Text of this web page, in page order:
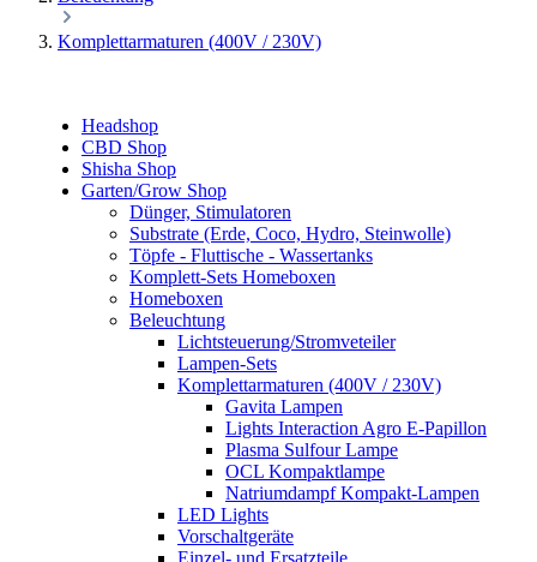
Komplettarmaturen (400V / 230V)
Headshop
CBD Shop
Shisha Shop
Garten/Grow Shop
Dünger, Stimulatoren
Substrate (Erde, Coco, Hydro, Steinwolle)
Töpfe - Fluttische - Wassertanks
Komplett-Sets Homeboxen
Homeboxen
Beleuchtung
Lichtsteuerung/Stromveteiler
Lampen-Sets
Komplettarmaturen (400V / 230V)
Gavita Lampen
Lights Interaction Agro E-Papillon
Plasma Sulfour Lampe
OCL Kompaktlampe
Natriumdampf Kompakt-Lampen
LED Lights
Vorschaltgeräte
Einzel- und Ersatzteile